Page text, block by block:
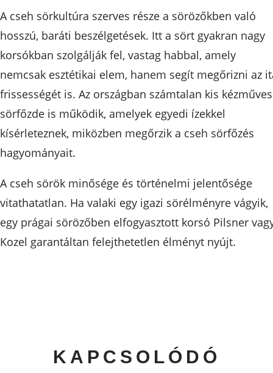
A cseh sörkultúra szerves része a sörözőkben való
hosszú, baráti beszélgetések. Itt a sört gyakran nagy
korsókban szolgálják fel, vastag habbal, amely
nemcsak esztétikai elem, hanem segít megőrizni az
frissességét is. Az országban számtalan kis kézműves
sörfőzde is működik, amelyek egyedi ízekkel
kísérleteznek, miközben megőrzik a cseh sörfőzés
hagyományait.
A cseh sörök minősége és történelmi jelentősége
vitathatatlan. Ha valaki egy igazi sörélményre vágyik,
egy prágai sörözőben elfogyasztott korsó Pilsner
Kozel garantáltan felejthetetlen élményt nyújt.
KAPCSOLÓDÓ